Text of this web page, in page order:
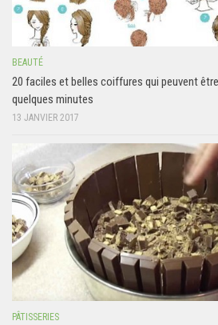
BEAUTÉ
20 faciles et belles coiffures qui peuvent
quelques minutes
13 JANVIER 2017
PÂTISSERIES